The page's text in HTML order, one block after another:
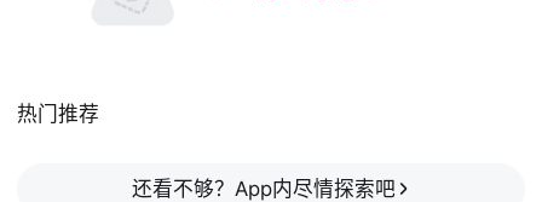
热门推荐
还看不够？App内尽情探索吧